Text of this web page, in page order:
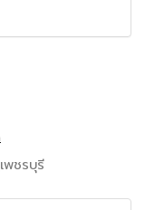
พชรบุรี